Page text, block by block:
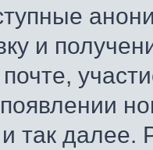
и
далее.